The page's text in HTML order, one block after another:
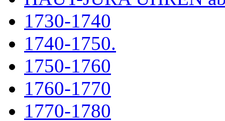
1730-1740
1740-1750.
1750-1760
1760-1770
1770-1780